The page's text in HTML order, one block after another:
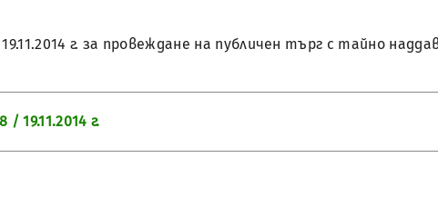
г. за провеждане на публичен търг с тайно
19.11.2014 г.